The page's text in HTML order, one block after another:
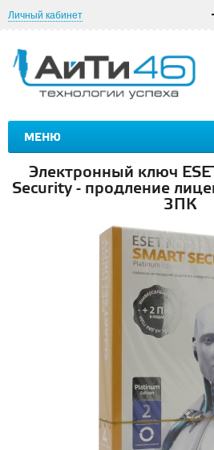
Личный кабинет
МЕНЮ
Электронный ключ
Security - продление
3ПК